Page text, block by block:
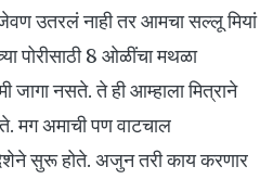
उतरलं नाही तर आमचा सल्लू मियां
पोरीसाठी 8 ओळींचा मथळा
जागा नसते. ते ही आम्हाला मित्राने
अमाची पण वाटचाल
सुरू होते. अजुन तरी काय करणार